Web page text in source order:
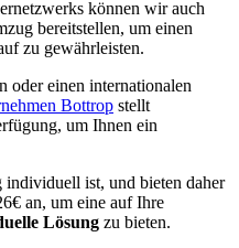
können wir auch
bereitstellen, um einen
zu gewährleisten.
oder einen internationalen
Bottrop stellt
um Ihnen ein
individuell ist, und bieten daher
an, um eine auf Ihre
Lösung zu bieten.